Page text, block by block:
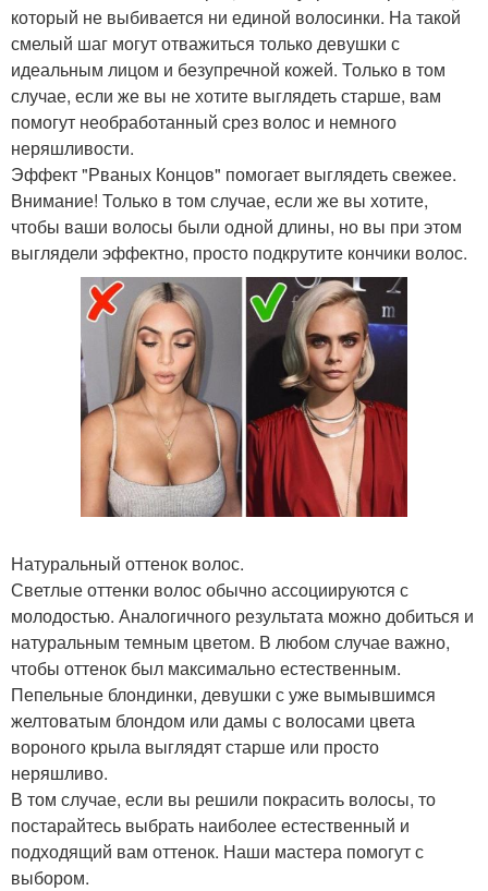
который не выбивается ни единой волосинки. На такой
смелый шаг могут отважиться только девушки с
идеальным лицом и безупречной кожей. Только в том
случае, если же вы не хотите выглядеть старше, вам
помогут необработанный срез волос и немного
неряшливости.
Эффект "Рваных Концов" помогает выглядеть свежее.
Внимание! Только в том случае, если же вы хотите,
чтобы ваши волосы были одной длины, но вы при этом
выглядели эффектно, просто подкрутите кончики волос.
Натуральный оттенок волос.
Светлые оттенки волос обычно ассоциируются с
молодостью. Аналогичного результата можно добиться и
натуральным темным цветом. В любом случае важно,
чтобы оттенок был максимально естественным.
Пепельные блондинки, девушки с уже вымывшимся
желтоватым блондом или дамы с волосами цвета
вороного крыла выглядят старше или просто
неряшливо.
В том случае, если вы решили покрасить волосы, то
постарайтесь выбрать наиболее естественный и
подходящий вам оттенок. Наши мастера помогут с
выбором.